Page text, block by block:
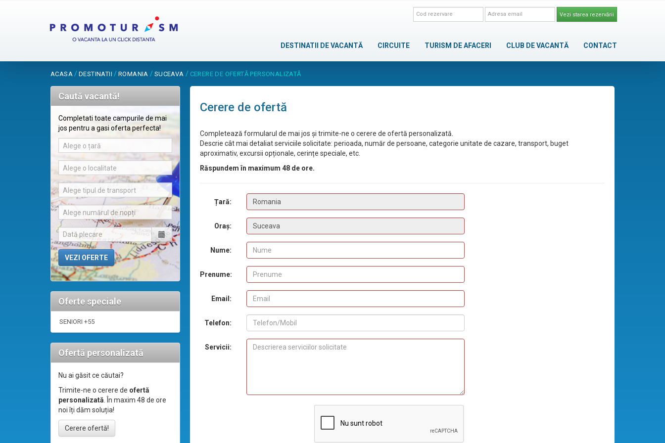
Vezi starea rezervării
DESTINATII DE VACANTĂ CIRCUITE TURISM DE AFACERI CLUB DE VACANTĂ CONTACT
ACASA / DESTINATII / ROMANIA / SUCEAVA / CERERE DE OFERTĂ PERSONALIZATĂ
Caută vacantă!
Completati toate campurile de mai
jos pentru a gasi oferta perfecta!
Alege o țară
Alege o localitate
Alege tipul de transport
Alege numărul de nopți
Oferte speciale
SENIORI +55
Ofertă personalizată
Nu ai găsit ce căutai?
Trimite-ne o cerere de ofertă
personalizată. În maxim 48 de ore
noi îți dăm soluția!
Cerere ofertă!
Cerere de ofertă
Completează formularul de mai jos și trimite-ne o cerere de ofertă personalizată.
Descrie cât mai detaliat serviciile solicitate: perioada, număr de persoane, categorie unitate de cazare, transport, buget
aproximativ, excursii opționale, cerințe speciale, etc.
Răspundem în maximum 48 de ore.
Țară:
Oraș:
Nume:
Prenume:
Email:
Telefon:
Servicii: